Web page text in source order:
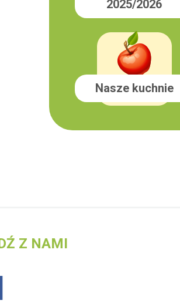
2025/2026
Nasze kuchnie
Z NAMI